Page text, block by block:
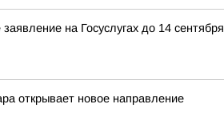
на Госуслугах до 14 сентября
открывает новое направление